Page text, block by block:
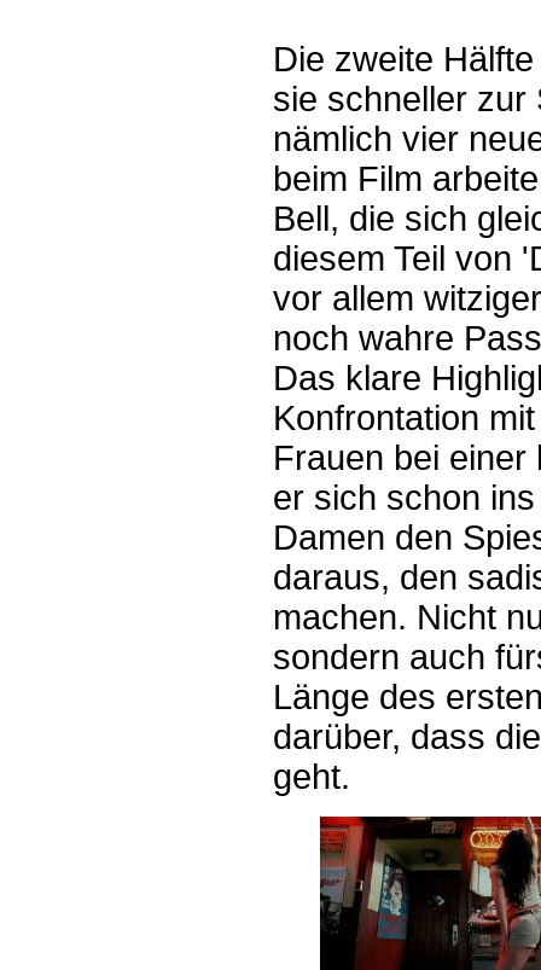
Die zweite
sie schneller zur
nämlich vier
beim Film
Bell, die sich
diesem Teil von
vor allem
noch wahre
Das klare
Konfrontation
Frauen bei einer
er sich schon
Damen den
daraus, den
machen. Nicht
sondern auch
Länge des
darüber, dass
geht.